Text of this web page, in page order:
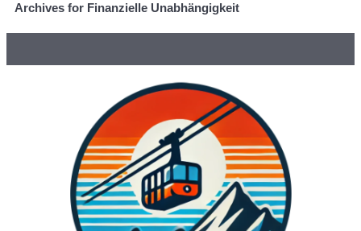
Archives for Finanzielle Unabhängigkeit